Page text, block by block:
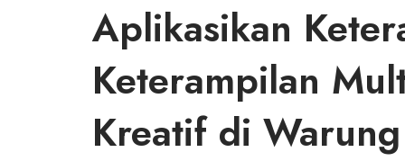
Aplikasikan
Keterampilan
Kreatif di